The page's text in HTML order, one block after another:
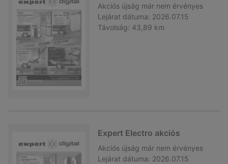
Akciós újság már nem érvényes
Lejárat dátuma: 2026.07.15
Távolság: 43,89 km
Expert Electro akciós
Akciós újság már nem érvényes
Lejárat dátuma: 2026.07.15